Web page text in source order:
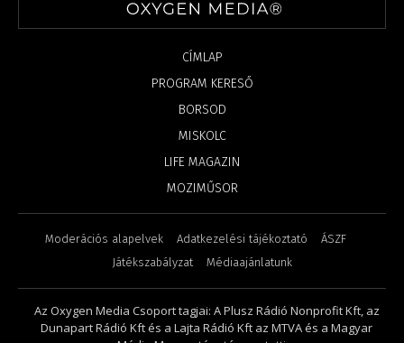
CÍMLAP
PROGRAM KERESŐ
BORSOD
MISKOLC
LIFE MAGAZIN
MOZIMŰSOR
Moderációs alapelvek Adatkezelési tájékoztató
ÁSZF
Játékszabályzat
Médiaajánlatunk
Az Oxygen Media Csoport tagjai: A Plusz Rádió Nonprofit Kft, az
Dunapart Rádió Kft és a Lajta Rádió Kft az MTVA és a Magyar